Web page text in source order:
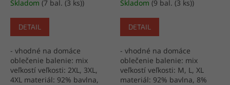
Skladom (7 bal. (3 ks))
DETAIL
- vhodné na domáce
oblečenie balenie: mix
veľkostí veľkosti: 2XL, 3XL,
4XL materiál: 92% bavlna,
Skladom (9 bal. (3 ks))
DETAIL
- vhodné na domáce
oblečenie balenie: mix
veľkostí veľkosti: M, L, XL
materiál: 92% bavlna, 8%